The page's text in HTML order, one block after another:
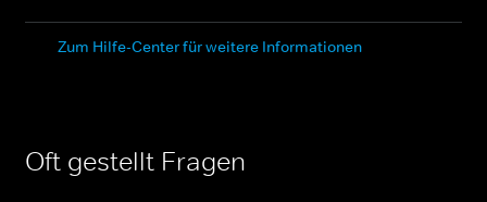
Zum Hilfe-Center für weitere Informationen
Oft gestellt Fragen